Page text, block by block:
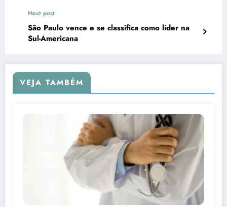
Next post
São Paulo vence e se classifica como líder na
Sul-Americana
VEJA TAMBÉM